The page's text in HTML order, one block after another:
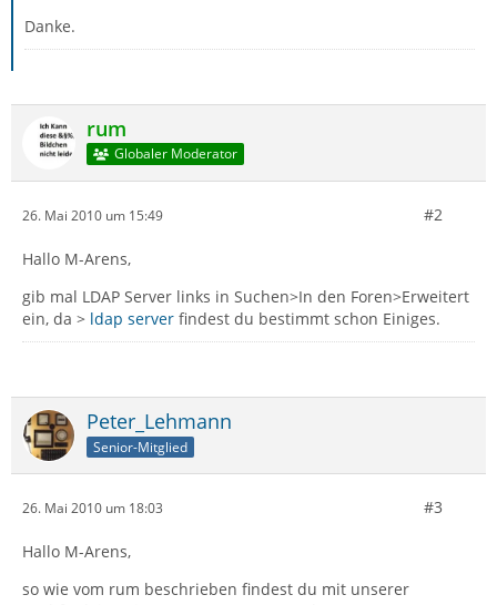
Danke.
rum
Globaler Moderator
26. Mai 2010 um 15:49 #2
Hallo M-Arens,
gib mal LDAP Server links in Suchen>In den Foren>Erweitert
ein, da > ldap server findest du bestimmt schon Einiges.
Peter_Lehmann
Senior-Mitglied
26. Mai 2010 um 18:03 #3
Hallo M-Arens,
so wie vom rum beschrieben findest du mit unserer